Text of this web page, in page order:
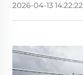
2026-04-13 14:22:22